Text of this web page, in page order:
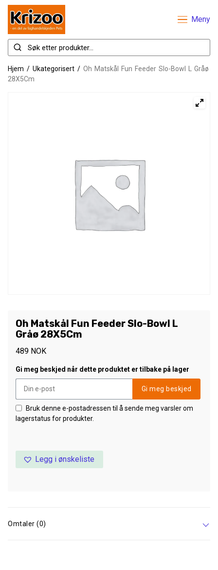
Meny
Hjem / Ukategorisert / Oh Matskål Fun Feeder Slo-Bowl L Gråø
28X5Cm
Oh Matskål Fun Feeder Slo-Bowl L
Gråø 28X5Cm
489 NOK
Gi meg beskjed når dette produktet er tilbake på lager
Gi meg beskjed
Bruk denne e-postadressen til å sende meg varsler om
lagerstatus for produkter.
Legg i ønskeliste
Omtaler (0)